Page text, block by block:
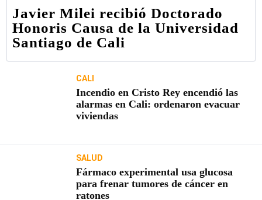
Javier Milei recibió Doctorado
Honoris Causa de la Universidad
Santiago de Cali
CALI
Incendio en Cristo Rey encendió las
alarmas en Cali: ordenaron evacuar
viviendas
SALUD
Fármaco experimental usa glucosa
para frenar tumores de cáncer en
ratones